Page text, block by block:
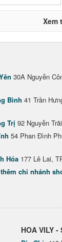
Xem
30A Nguyễn
Bình 41 Trần
Trị 92 Nguyễn
54 Phan Đình
Hóa 177 Lê Lai,
chi nhánh
HOA VILY -